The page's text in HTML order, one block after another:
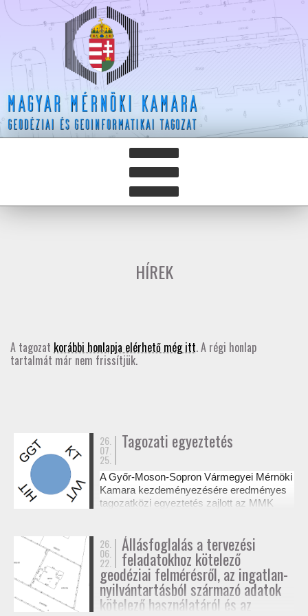
TOVÁBBKÉPZÉSEK
ELNÖKSÉG
MUNKATERVEK, BESZÁMOLÓK
HATÁROZATOK
JOGSZABÁLYOK, SZABÁLYZATOK, SZABVÁNYOK
NÉVJEGYZÉK
SEGÉDLETEK / FAP
HÍREK
A tagozat korábbi honlapja elérhető még itt. A régi honlap
tartalmát már nem frissítjük.
26.
07.
25.
Tagozati egyeztetés
A Győr-Moson-Sopron Vármegyei Mérnöki
Kamara kezdeményezésére eredményes
tagozatközi egyeztetés zajlott az MMK
dokumentációk jogosultsági kérdéseiről. A
résztvevő tagozatok a 327/2015. (XI. 10.)
Korm. rendelet alapján tisztázták a
kompetenciahatárokat, és a jövőben közös
workshopok formájában folytatják a
szakmai együttműködést.
26.
06.
22.
Állásfoglalás a tervezési
feladatokhoz kötelező
geodéziai felmérésről, az ingatlan-
nyilvántartásból származó adatok
kötelező használatáról és az